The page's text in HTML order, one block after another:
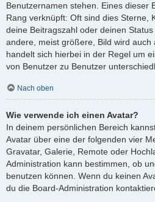
Benutzernamen stehen. Eines dieser
Rang verknüpft: Oft sind dies Sterne,
deine Beitragszahl oder deinen
andere, meist größere, Bild wird auch
handelt sich hierbei in der Regel um
von Benutzer zu Benutzer
Nach oben
Wie verwende ich einen Avatar?
In deinem persönlichen Bereich
Avatar über eine der folgenden vier
Gravatar, Galerie, Remote oder
Administration kann bestimmen, ob
benutzen können. Wenn du keinen
du die Board-Administration